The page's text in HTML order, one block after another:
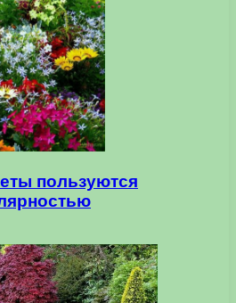
пользуются